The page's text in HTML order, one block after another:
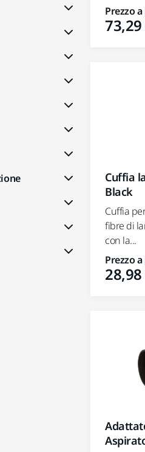
Prezzo
73,29
Cuffia
Black
Cuffia
fibre di
con la...
Prezzo
28,98